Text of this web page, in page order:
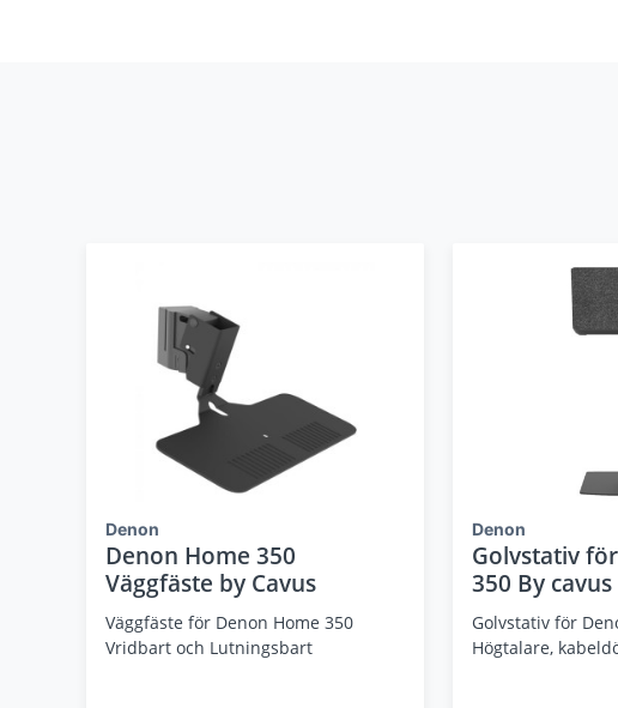
Denon
Denon Home 350
Väggfäste by Cavus
Väggfäste för Denon Home 350
Vridbart och Lutningsbart
Denon
Golvstativ
350 By cavus
Golvstativ för
Högtalare,